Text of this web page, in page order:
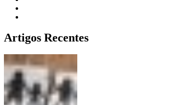
Artigos Recentes